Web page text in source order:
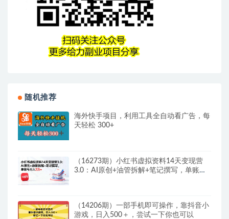
随机推荐
海外快手项目，利用工具全自动看广告，每
天轻松 300+
（16273期）小红书虚拟资料14天变现营
3.0：AI原创+油管拆解+笔记撰写，单账号
（14206期）一部手机即可操作，靠抖音小
游戏，日入500＋，尝试一下你也可以